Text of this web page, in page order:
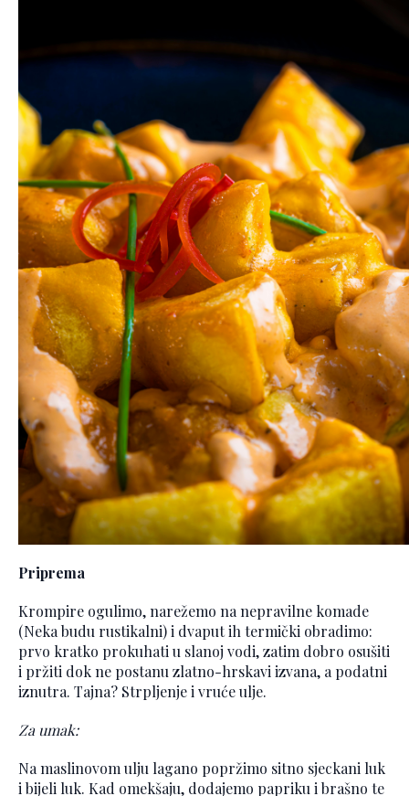
Priprema
Krompire ogulimo, narežemo na nepravilne komade
(Neka budu rustikalni) i dvaput ih termički obradimo:
prvo kratko prokuhati u slanoj vodi, zatim dobro osušiti
i pržiti dok ne postanu zlatno-hrskavi izvana, a podatni
iznutra. Tajna? Strpljenje i vruće ulje.
Za umak:
Na maslinovom ulju lagano popržimo sitno sjeckani luk
i bijeli luk. Kad omekšaju, dodajemo papriku i brašno te